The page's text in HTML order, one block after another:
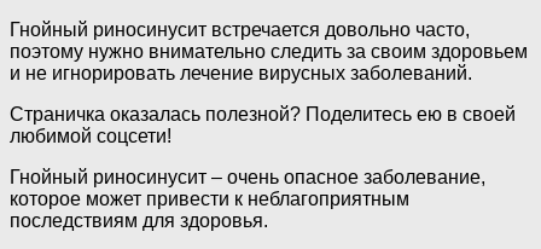
Гнойный риносинусит встречается довольно часто,
поэтому нужно внимательно следить за своим здоровьем
и не игнорировать лечение вирусных заболеваний.
Страничка оказалась полезной? Поделитесь ею в своей
любимой соцсети!
Гнойный риносинусит – очень опасное заболевание,
которое может привести к неблагоприятным
последствиям для здоровья.